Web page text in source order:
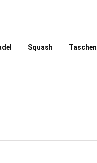
Squash Taschen